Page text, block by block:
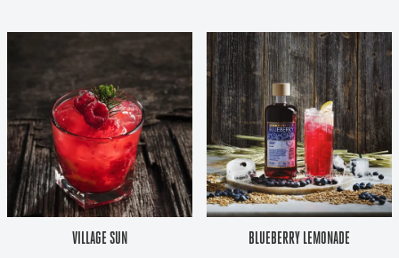
VILLAGE SUN BLUEBERRY LEMONADE